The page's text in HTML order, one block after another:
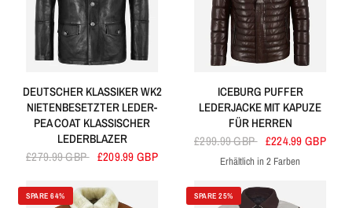
DEUTSCHER KLASSIKER WK2
NIETENBESETZTER LEDER-
PEA COAT KLASSISCHER
LEDERBLAZER
£279.99 GBP £209.99 GBP
ICEBURG PUFFER
LEDERJACKE MIT KAPUZE
FÜR HERREN
£299.99 GBP £224.99 GBP
BraunSchwarz
Erhältlich in 2 Farben
SPARE 64% SPARE 25%